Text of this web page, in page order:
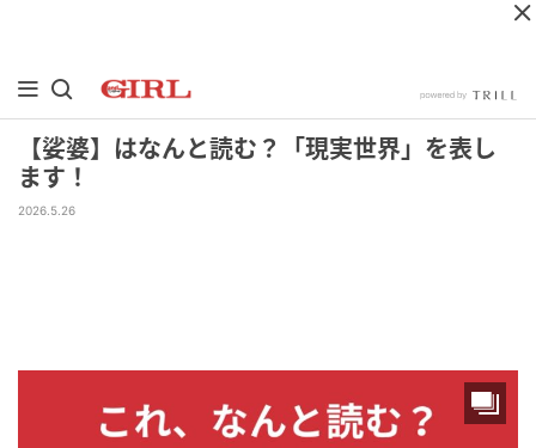
【娑婆】はなんと読む？「現実世界」を表し
ます！
2026.5.26